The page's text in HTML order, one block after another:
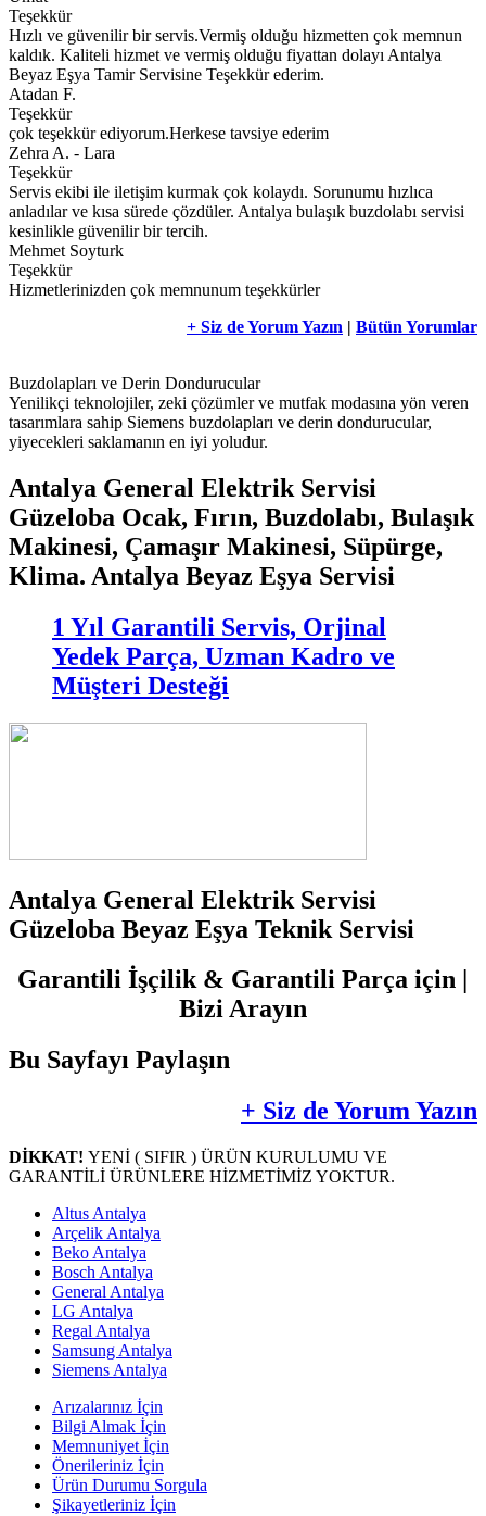
Teşekkür
Hızlı ve güvenilir bir servis.Vermiş olduğu hizmetten çok memnun
kaldık. Kaliteli hizmet ve vermiş olduğu fiyattan dolayı Antalya
Beyaz Eşya Tamir Servisine Teşekkür ederim.
Atadan F.
Teşekkür
çok teşekkür ediyorum.Herkese tavsiye ederim
Zehra A. - Lara
Teşekkür
Servis ekibi ile iletişim kurmak çok kolaydı. Sorunumu hızlıca
anladılar ve kısa sürede çözdüler. Antalya bulaşık buzdolabı servisi
kesinlikle güvenilir bir tercih.
Mehmet Soyturk
Teşekkür
Hizmetlerinizden çok memnunum teşekkürler
+ Siz de Yorum Yazın | Bütün Yorumlar
Buzdolapları ve Derin Dondurucular
Yenilikçi teknolojiler, zeki çözümler ve mutfak modasına yön veren
tasarımlara sahip Siemens buzdolapları ve derin dondurucular,
yiyecekleri saklamanın en iyi yoludur.
Antalya General Elektrik Servisi
Güzeloba Ocak, Fırın, Buzdolabı, Bulaşık
Makinesi, Çamaşır Makinesi, Süpürge,
Klima. Antalya Beyaz Eşya Servisi
1 Yıl Garantili Servis, Orjinal
Yedek Parça, Uzman Kadro ve
Müşteri Desteği
Antalya General Elektrik Servisi
Güzeloba Beyaz Eşya Teknik Servisi
Garantili İşçilik & Garantili Parça için |
Bizi Arayın
Bu Sayfayı Paylaşın
+ Siz de Yorum Yazın
DİKKAT! YENİ ( SIFIR ) ÜRÜN KURULUMU VE
GARANTİLİ ÜRÜNLERE HİZMETİMİZ YOKTUR.
Altus Antalya
Arçelik Antalya
Beko Antalya
Bosch Antalya
General Antalya
LG Antalya
Regal Antalya
Samsung Antalya
Siemens Antalya
Arızalarınız İçin
Bilgi Almak İçin
Memnuniyet İçin
Önerileriniz İçin
Ürün Durumu Sorgula
Şikayetleriniz İçin